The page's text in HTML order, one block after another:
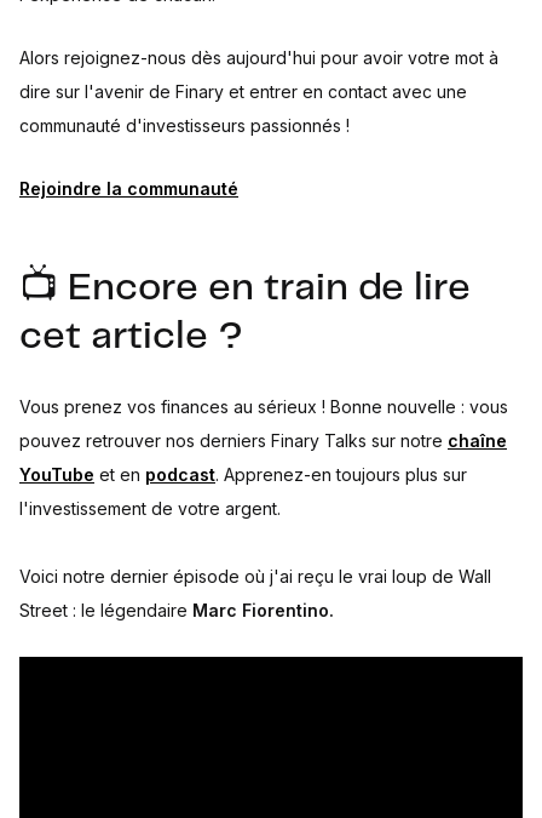
Alors rejoignez-nous dès aujourd'hui pour avoir votre mot à
dire sur l'avenir de Finary et entrer en contact avec une
communauté d'investisseurs passionnés !
Rejoindre la communauté
📺 Encore en train de lire
cet article ?
Vous prenez vos finances au sérieux ! Bonne nouvelle : vous
pouvez retrouver nos derniers Finary Talks sur notre chaîne
YouTube et en podcast. Apprenez-en toujours plus sur
l'investissement de votre argent.
Voici notre dernier épisode où j'ai reçu le vrai loup de Wall
Street : le légendaire Marc Fiorentino.